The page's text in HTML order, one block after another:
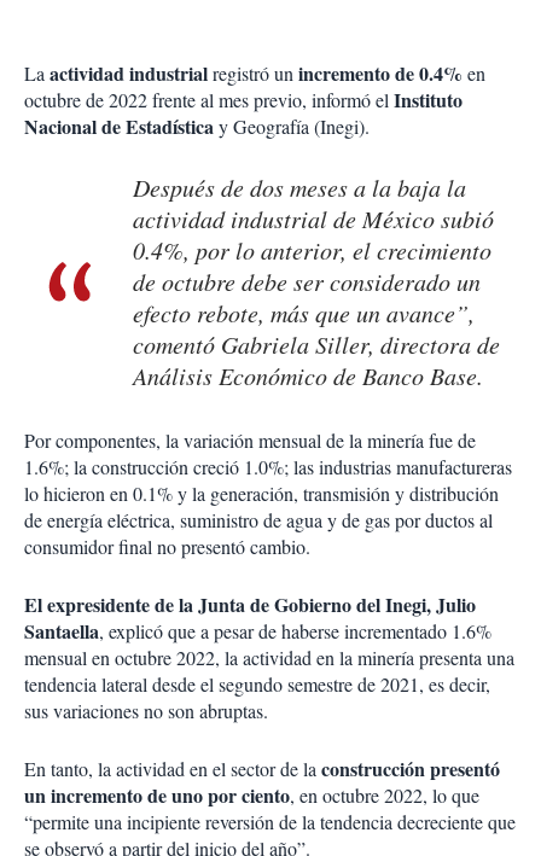
Laactividad industrialregistró unincremento de 0.4% en
octubre de 2022 frente al mes previo, informó elInstituto
Nacional de Estadísticay Geografía (Inegi).
Después de dos meses a la baja la
actividad industrial de México subió
0.4%, por lo anterior, el crecimiento
de octubre debe ser considerado un
efecto rebote, más que un avance”,
comentó Gabriela Siller, directora de
Análisis Económico de Banco Base.
Por componentes, la variación mensual de la minería fue de
1.6%; la construcción creció 1.0%; las industrias manufactureras
lo hicieron en 0.1% y la generación, transmisión y distribución
de energía eléctrica, suministro de agua y de gas por ductos al
consumidor final no presentó cambio.
El expresidente de la Junta de Gobierno del Inegi, Julio
Santaella, explicó que a pesar de haberse incrementado 1.6%
mensual en octubre 2022, la actividad en la minería presenta una
tendencia lateral desde el segundo semestre de 2021, es decir,
sus variaciones no son abruptas.
En tanto, la actividad en el sector de laconstrucción presentó
un incremento de uno por ciento, en octubre 2022, lo que
“permite una incipiente reversión de la tendencia decreciente que
se observó a partir del inicio del año”.